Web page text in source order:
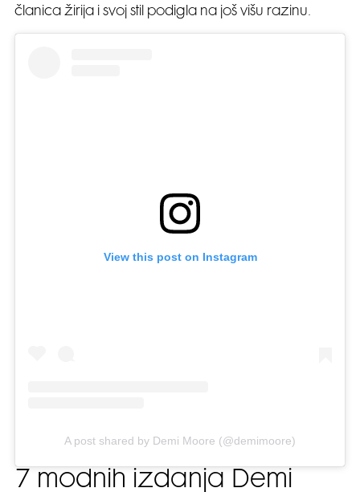
članica žirija i svoj stil podigla na još višu razinu.
View this post on Instagram
A post shared by Demi Moore (@demimoore)
7 modnih izdanja Demi